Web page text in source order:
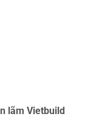
lãm Vietbuild